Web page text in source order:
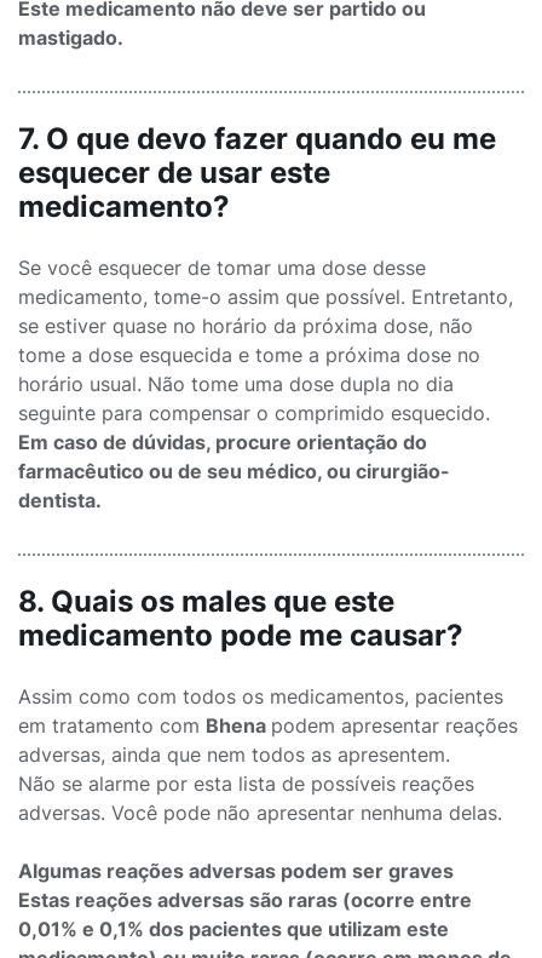
Este medicamento não deve ser partido ou
mastigado.
7. O que devo fazer quando eu me
esquecer de usar este
medicamento?
Se você esquecer de tomar uma dose desse
medicamento, tome-o assim que possível. Entretanto,
se estiver quase no horário da próxima dose, não
tome a dose esquecida e tome a próxima dose no
horário usual. Não tome uma dose dupla no dia
seguinte para compensar o comprimido esquecido.
Em caso de dúvidas, procure orientação do
farmacêutico ou de seu médico, ou cirurgião-
dentista.
8. Quais os males que este
medicamento pode me causar?
Assim como com todos os medicamentos, pacientes
em tratamento com Bhena podem apresentar reações
adversas, ainda que nem todos as apresentem.
Não se alarme por esta lista de possíveis reações
adversas. Você pode não apresentar nenhuma delas.
Algumas reações adversas podem ser graves
Estas reações adversas são raras (ocorre entre
0,01% e 0,1% dos pacientes que utilizam este